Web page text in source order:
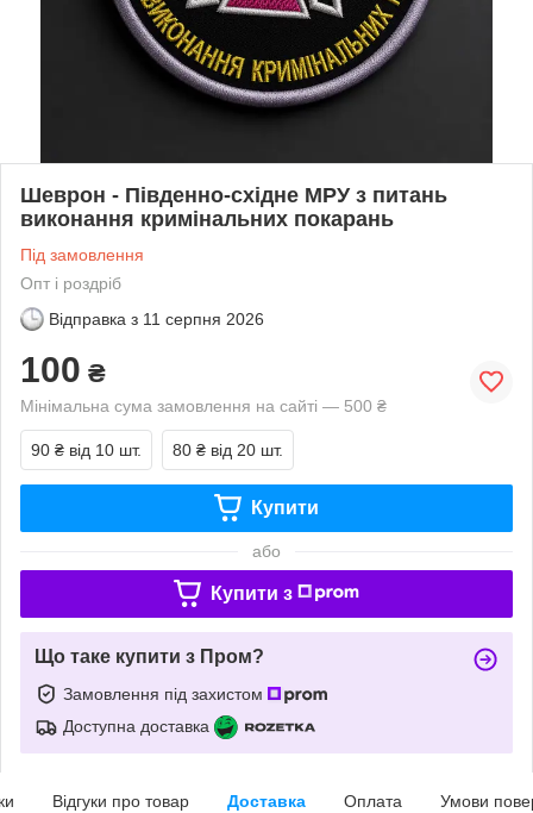
Шеврон - Південно-східне МРУ з питань
виконання кримінальних покарань
Під замовлення
Опт і роздріб
Відправка з 11 серпня 2026
100 ₴
Мінімальна сума замовлення на сайті — 500 ₴
90 ₴ від 10 шт. 80 ₴ від 20 шт.
Купити
або
Купити з
Що таке купити з Пром?
Замовлення під захистом
Доступна доставка
Відгуки про товар Доставка Оплата Умови